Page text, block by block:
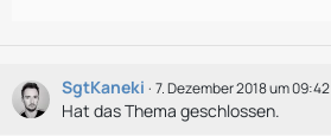
SgtKaneki 7. Dezember 2018 um 09:42
Hat das Thema geschlossen.